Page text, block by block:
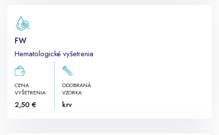
FW
Hematologické vyšetrenia
CENA
VYŠETRENIA:
2,50 €
ODOBRANÁ
VZORKA:
krv